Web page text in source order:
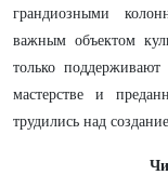
грандиозными
важным объектом
только
мастерстве и
трудились над